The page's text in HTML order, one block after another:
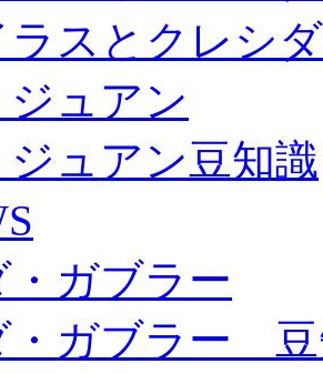
ラスとクレシ
ジュアン
ジュアン豆知識
ガブラー
・ガブラー 豆